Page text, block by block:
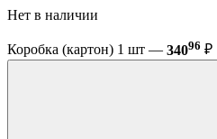
Нет в наличии
Коробка (картон) 1 шт — 34096 ₽